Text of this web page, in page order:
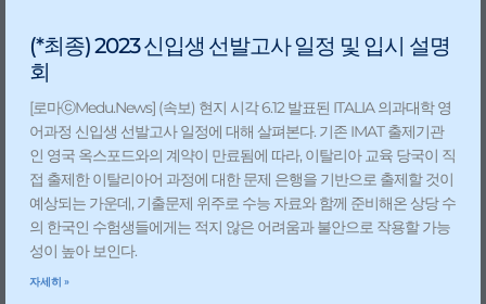
(*최종) 2023 신입생 선발고사 일정 및 입시 설명
회
[로마ⓒMedu.News] (속보) 현지 시각 6.12 발표된 ITALIA 의과대학 영
어과정 신입생 선발고사 일정에 대해 살펴본다. 기존 IMAT 출제기관
인 영국 옥스포드와의 계약이 만료됨에 따라, 이탈리아 교육 당국이 직
접 출제한 이탈리아어 과정에 대한 문제 은행을 기반으로 출제할 것이
예상되는 가운데, 기출문제 위주로 수능 자료와 함께 준비해온 상당 수
의 한국인 수험생들에게는 적지 않은 어려움과 불안으로 작용할 가능
성이 높아 보인다.
자세히 »